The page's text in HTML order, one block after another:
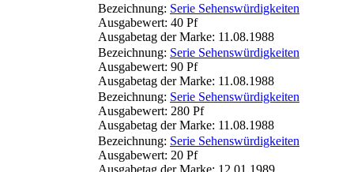
Bezeichnung: Serie Sehenswürdigkeiten
Ausgabewert: 40 Pf
Ausgabetag der Marke: 11.08.1988
Bezeichnung: Serie Sehenswürdigkeiten
Ausgabewert: 90 Pf
Ausgabetag der Marke: 11.08.1988
Bezeichnung: Serie Sehenswürdigkeiten
Ausgabewert: 280 Pf
Ausgabetag der Marke: 11.08.1988
Bezeichnung: Serie Sehenswürdigkeiten
Ausgabewert: 20 Pf
Ausgabetag der Marke: 12.01.1989